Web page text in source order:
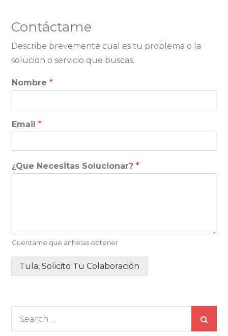
Contáctame
Describe brevemente cual es tu problema o la
solucion o servicio que buscas.
Nombre*
Email*
¿Que Necesitas Solucionar?*
Cuentame que anhelas obtener
Tula, Solicito Tu Colaboración